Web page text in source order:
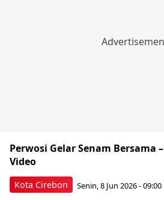
Kota Cirebon
Perwosi Gelar Senam Bersama –
Video
Senin, 8 Jun 2026 - 09:00